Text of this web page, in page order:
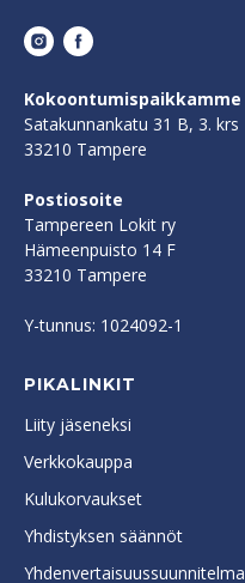
Kokoontumispaikkamme
Satakunnankatu 31 B, 3. krs
33210 Tampere
Postiosoite
Tampereen Lokit ry
Hämeenpuisto 14 F
33210 Tampere
Y-tunnus: 1024092-1
PIKALINKIT
Liity jäseneksi
Verkkokauppa
Kulukorvaukset
Yhdistyksen säännöt
Yhdenvertaisuussuunnitelma